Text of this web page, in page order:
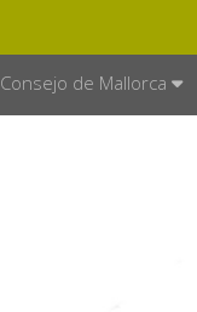
Consejo de Mallorca